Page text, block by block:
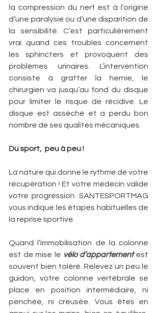
la compression du nerf est à l’origine
d’une paralysie ou d’une disparition de
la sensibilité. C’est particulièrement
vrai quand ces troubles concernent
les sphincters et provoquent des
problèmes urinaires. L’intervention
consiste à gratter la hernie, le
chirurgien va jusqu’au fond du disque
pour limiter le risque de récidive. Le
disque est asséché et a perdu bon
nombre de ses qualités mécaniques.
Du sport,  peu à peu !
La nature qui donne le rythme de votre
récupération ! Et votre médecin valide
votre progression. SANTESPORTMAG
vous indique les étapes habituelles de
la reprise sportive.
Quand l’immobilisation de la colonne
est de mise le vélo d’appartement est
souvent bien toléré. Relevez un peu le
guidon, votre colonne vertébrale se
place en position intermédiaire, ni
penchée, ni creusée. Vous êtes en